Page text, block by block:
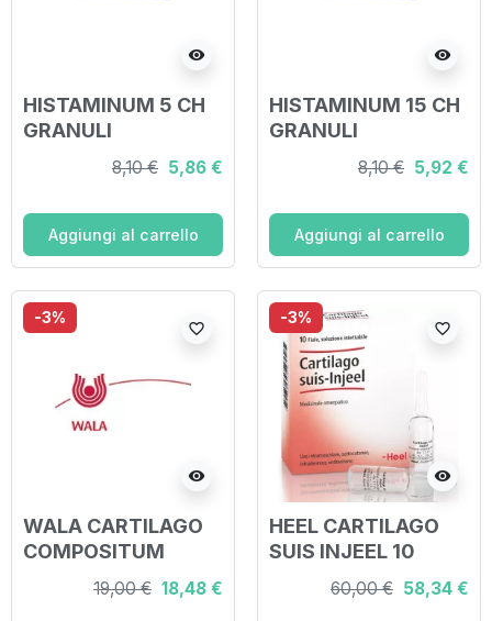
visibility
HISTAMINUM 5 CH
GRANULI
8,10 € 5,86 €
Aggiungi al carrello
visibility
HISTAMINUM 15 CH
GRANULI
8,10 € 5,92 €
Aggiungi al carrello
-3%
visibility
favorite_border
WALA CARTILAGO
COMPOSITUM
GLOBULI 20 G
19,00 € 18,48 €
-3%
visibility
favorite_border
HEEL CARTILAGO
SUIS INJEEL 10
60,00 € 58,34 €